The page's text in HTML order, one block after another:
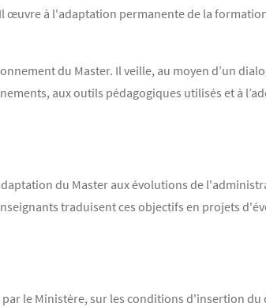
à l'adaptation permanente de la
du Master. Il veille, au moyen d’un
aux outils pédagogiques utilisés et à
du Master aux évolutions de
traduisent ces objectifs en projets
le Ministère, sur les conditions d'insertion